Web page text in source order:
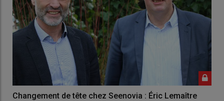
Changement de tête chez Seenovia : Éric Lemaître